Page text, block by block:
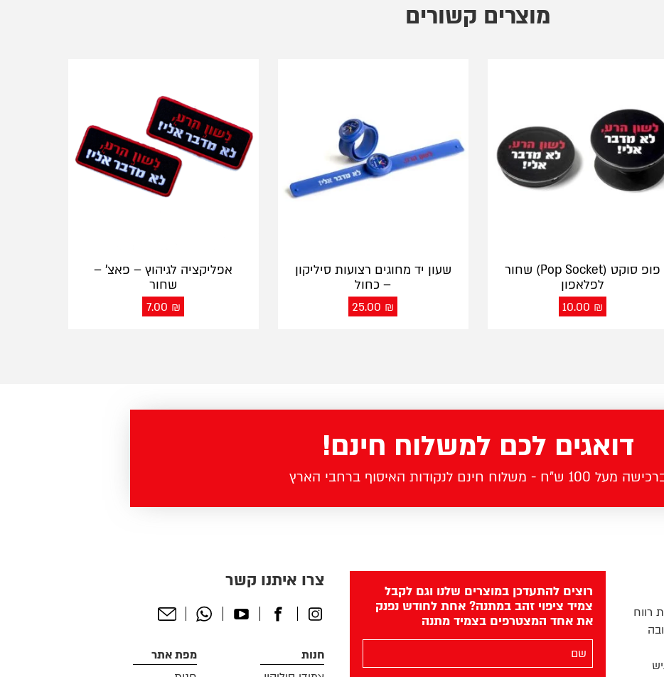
מוצרים קשורים
פופ סוקט (Pop Socket) שחור
לפלאפון
10.00 ₪
שעון יד מחוגים רצועות סיליקון
– כחול
25.00 ₪
אפליקציה לגיהוץ – פאצ' –
שחור
7.00 ₪
דואגים לכם למשלוח חינם!
מעל 100 ש"ח - משלוח חינם לנקודות האיסוף ברחבי הארץ
רווח
רוצים להתעדכן במוצרים שלנו וגם לקבל
צמיד ציפוי זהב במתנה? אחת לחודש נפנק
את אחד המצטרפים בצמיד מתנה
צרו איתנו קשר
Instagram
Facebook
Youtube
Whatsapp
Send
חנות
מפת אתר